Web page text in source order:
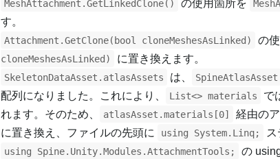
MeshAttachment.GetLinkedClone() の使用箇所を
す。
Attachment.GetClone(bool cloneMeshesAsLinked) の
cloneMeshesAsLinked)
に置き換えます。
SkeletonDataAsset.atlasAssets は、 SpineAtlasAsset
配列になりました。これにより、
List<> materials で
れます。そのため、
atlasAsset.materials[0] 経由の
に置き換え、ファイルの先頭に using System.Linq;
using Spine.Unity.Modules.AttachmentTools; の